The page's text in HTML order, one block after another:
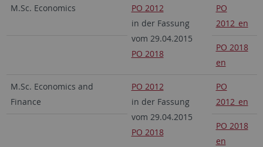
M.Sc. Economics
PO 2012
in der Fassung
vom 29.04.2015
PO 2018
PO
2012_en
PO 2018
en
M.Sc. Economics and
Finance
PO 2012
in der Fassung
vom 29.04.2015
PO 2018
PO
2012_en
PO 2018
en